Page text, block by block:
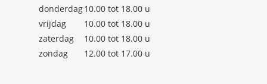
donderdag10.00 tot 18.00 u
vrijdag
10.00 tot 18.00 u
zaterdag
10.00 tot 18.00 u
zondag
12.00 tot 17.00 u